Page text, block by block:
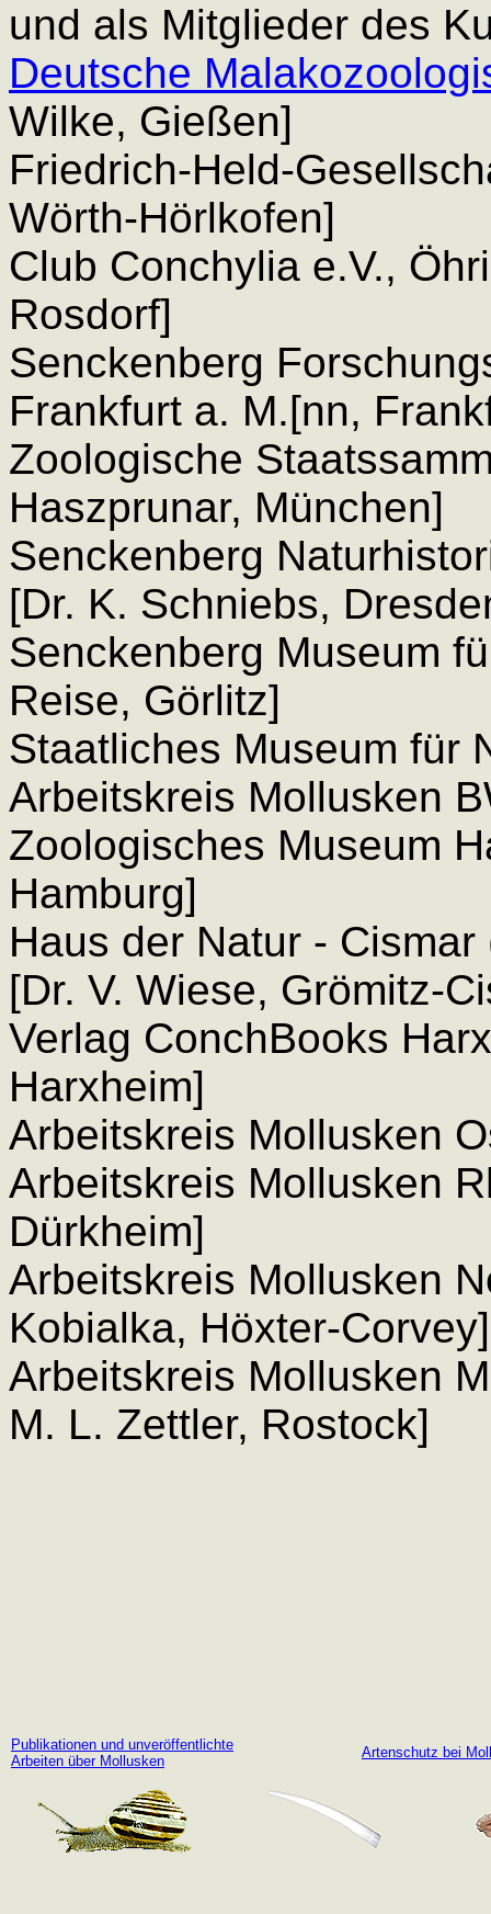
und als Mitglieder des
Deutsche
Wilke, Gießen]
Friedrich-Held-
Wörth-Hörlkofen]
Club Conchylia e.V.,
Rosdorf]
Senckenberg
Frankfurt a. M.[nn,
Zoologische
Haszprunar, München]
Senckenberg
[Dr. K. Schniebs,
Senckenberg Museum
Reise, Görlitz]
Staatliches Museum für
Arbeitskreis Mollusken
Zoologisches Museum
Hamburg]
Haus der Natur -
[Dr. V. Wiese, Grömitz-
Verlag ConchBooks
Harxheim]
Arbeitskreis Mollusken
Arbeitskreis Mollusken
Dürkheim]
Arbeitskreis Mollusken
Kobialka, Höxter-Corvey]
Arbeitskreis Mollusken
M. L. Zettler, Rostock]
Publikationen und unveröffentlichte
Arbeiten über Mollusken
Artenschutz bei